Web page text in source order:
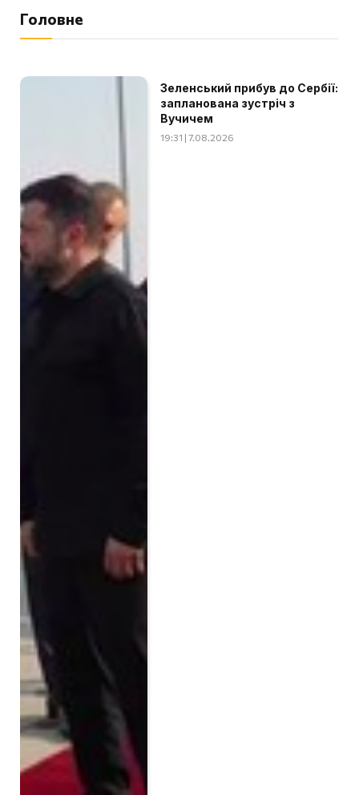
Головне
Зеленський прибув до Сербії:
запланована зустріч з
Вучичем
19:31 | 7.08.2026